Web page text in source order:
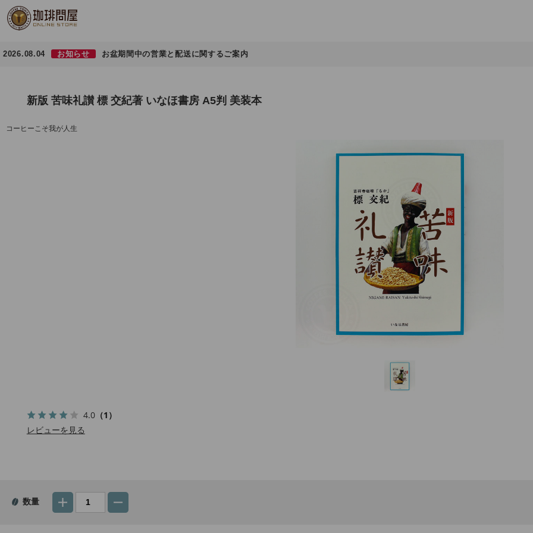
2026.08.04 お知らせ お盆期間中の営業と配送に関するご案内
新版 苦味礼讃 標 交紀著 いなほ書房 A5判 美装本
コーヒーこそ我が人生
4.0（1）
レビューを見る
数量